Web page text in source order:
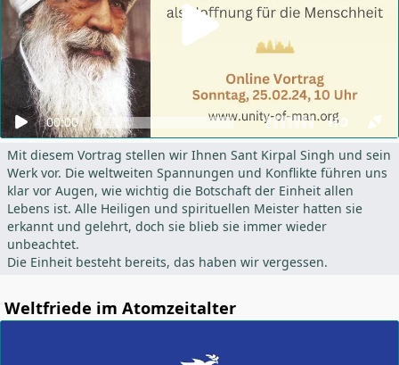
00:00
HD
Mit diesem Vortrag stellen wir Ihnen Sant Kirpal Singh und sein
Werk vor. Die weltweiten Spannungen und Konflikte führen uns
klar vor Augen, wie wichtig die Botschaft der Einheit allen
Lebens ist. Alle Heiligen und spirituellen Meister hatten sie
erkannt und gelehrt, doch sie blieb sie immer wieder
unbeachtet.
Die Einheit besteht bereits, das haben wir vergessen.
Weltfriede im Atomzeitalter